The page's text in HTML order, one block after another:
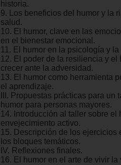
historia.
9. Los beneficios del humor y la
salud.
10. El humor, clave en las
en el bienestar emocional.
11. El humor en la psicología y
12. El poder de la resiliencia y el
crecer ante la adversidad.
13. El humor como herramienta
el aprendizaje.
III. Propuestas prácticas para un
humor para personas mayores.
14. Introducción al taller sobre el
envejecimiento activo.
15. Descripción de los ejercicios
los bloques temáticos.
IV. Reflexiones finales.
16. El humor en el arte de vivir la